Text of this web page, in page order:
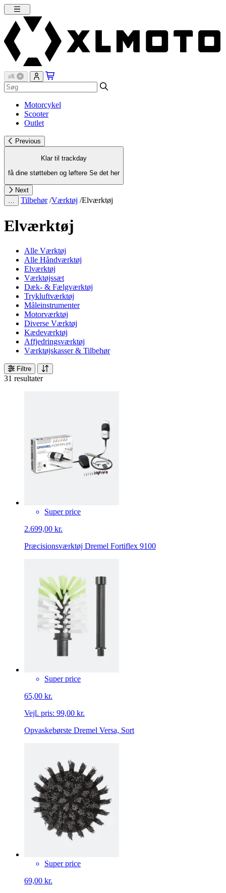
Motorcykel
Scooter
Outlet
Previous
Klar til trackday
få dine støtteben og løftere Se det her
Next
Tilbehør /Værktøj /Elværktøj
Elværktøj
Alle Værktøj
Alle Håndværktøj
Elværktøj
Værktøjssæt
Dæk- & Fælgværktøj
Trykluftværktøj
Måleinstrumenter
Motorværktøj
Diverse Værktøj
Kædeværktøj
Affjedringsværktøj
Værktøjskasser & Tilbehør
Filtre
31 resultater
Super price
2.699,00 kr.
Præcisionsværktøj Dremel Fortiflex 9100
Super price
65,00 kr.
Vejl. pris: 99,00 kr.
Opvaskebørste Dremel Versa, Sort
Super price
69,00 kr.